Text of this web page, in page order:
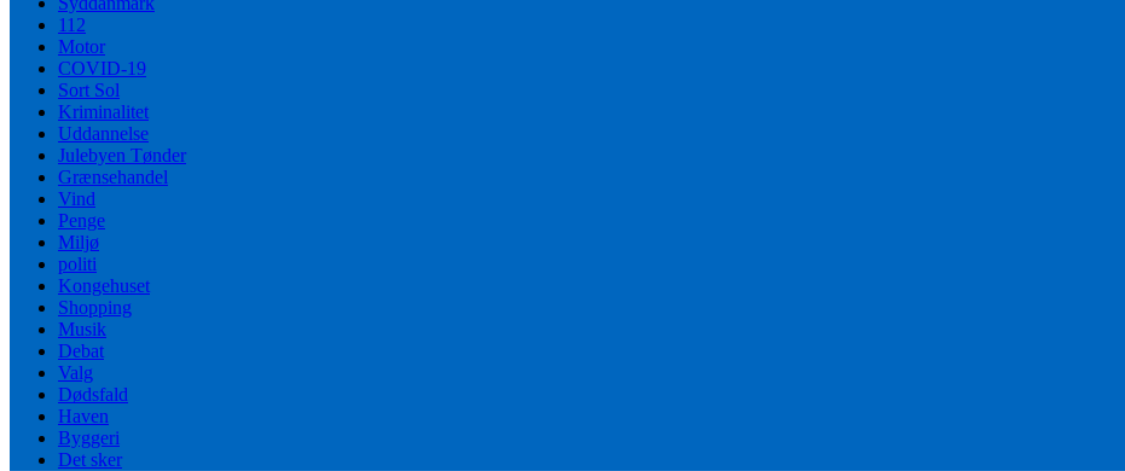
112
Motor
COVID-19
Sort Sol
Kriminalitet
Uddannelse
Julebyen Tønder
Grænsehandel
Vind
Penge
Miljø
politi
Kongehuset
Shopping
Musik
Debat
Valg
Dødsfald
Haven
Byggeri
Det sker